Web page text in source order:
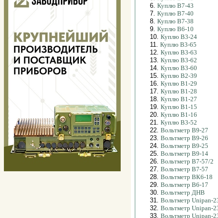
6. Куплю В7-43
7. Куплю В7-40
8. Куплю В7-38
9. Куплю В6-10
10. Куплю В3-24
11. Куплю В3-65
12. Куплю В3-63
13. Куплю В3-62
14. Куплю В3-60
15. Куплю В2-39
16. Куплю В1-29
17. Куплю В1-28
18. Куплю В1-27
19. Куплю В1-15
20. Куплю В1-16
21. Куплю В3-52
22. Вольтметр В9-27
23. Вольтметр В9-26
24. Вольтметр В9-25
25. Вольтметр В9-14
26. Вольтметр В7-57/2
27. Вольтметр В7-57
28. Вольтметр ВК6-18
29. Вольтметр В6-17
30. Вольтметр ДНВ
31. Вольтметр Unipan-
32. Вольтметр Unipan-
33. Вольтметр Unipan-